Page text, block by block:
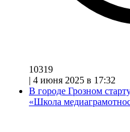
10319
| 4 июня 2025 в 17:32
В городе Грозном
«Школа